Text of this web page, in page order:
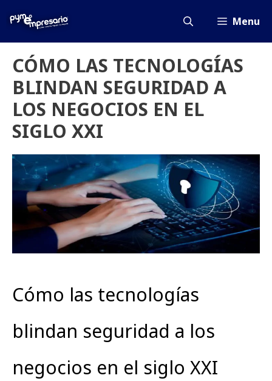
Menu
CÓMO LAS TECNOLOGÍAS
BLINDAN SEGURIDAD A
LOS NEGOCIOS EN EL
SIGLO XXI
Cómo las tecnologías
blindan seguridad a los
negocios en el siglo XXI